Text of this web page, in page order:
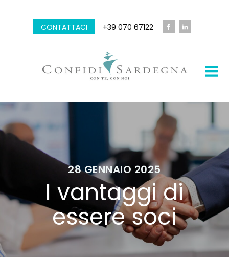
CONTATTACI +39 070 67122
28 GENNAIO 2025
I vantaggi di
essere soci